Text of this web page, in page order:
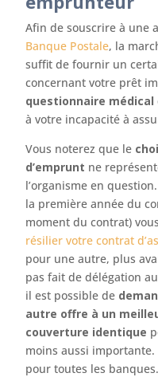
Afin de souscrire à une
Banque Postale, la
suffit de fournir un
concernant votre prêt
questionnaire médical
à votre incapacité à
Vous noterez que le
d’emprunt ne
l’organisme en
la première année du
moment du contrat)
résilier votre contrat
pour une autre, plus
pas fait de délégation
il est possible de
autre offre à un
couverture identique
moins aussi
pour toutes les banques.